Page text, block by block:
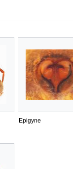
Epigyne